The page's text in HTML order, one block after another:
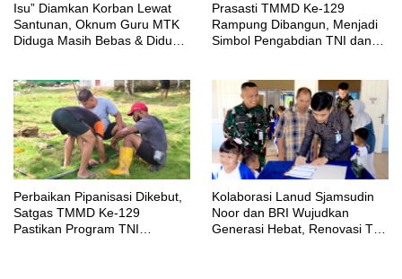
‎Isu” Diamkan Korban Lewat
Santunan, Oknum Guru MTK
Diduga Masih Bebas & Diduga
Prasasti TMMD Ke-129
Rampung Dibangun, Menjadi
Simbol Pengabdian TNI dan
Perbaikan Pipanisasi Dikebut,
Satgas TMMD Ke-129
Pastikan Program TNI
Kolaborasi Lanud Sjamsudin
Noor dan BRI Wujudkan
Generasi Hebat, Renovasi TK